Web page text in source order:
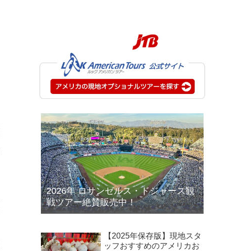
2026年 ロサンゼルス・ドジャース観
戦ツアー絶賛販売中！
【2025年保存版】現地スタ
ッフおすすめのアメリカお